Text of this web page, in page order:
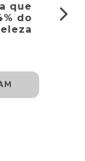
que
do